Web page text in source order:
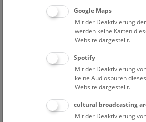
Google Maps
Mit der Deaktivierung
werden keine Karten
Website dargestellt.
Spotify
Mit der Deaktivierung
keine Audiospuren
Website dargestellt.
cultural broadcasting
Mit der Deaktivierung